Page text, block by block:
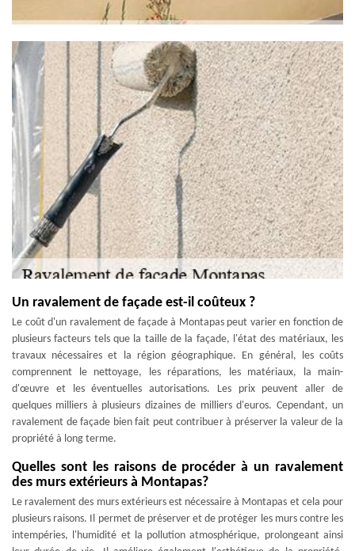
Un ravalement de façade est-il coûteux ?
Le coût d'un ravalement de façade à Montapas peut varier en fonction de
plusieurs facteurs tels que la taille de la façade, l'état des matériaux, les
travaux nécessaires et la région géographique. En général, les coûts
comprennent le nettoyage, les réparations, les matériaux, la main-
d'œuvre et les éventuelles autorisations. Les prix peuvent aller de
quelques milliers à plusieurs dizaines de milliers d'euros. Cependant, un
ravalement de façade bien fait peut contribuer à préserver la valeur de la
propriété à long terme.
Quelles sont les raisons de procéder à un ravalement
des murs extérieurs à Montapas?
Le ravalement des murs extérieurs est nécessaire à Montapas et cela pour
plusieurs raisons. Il permet de préserver et de protéger les murs contre les
intempéries, l'humidité et la pollution atmosphérique, prolongeant ainsi